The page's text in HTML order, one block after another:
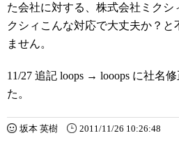
た会社に対する、株式会社ミクシ
クシィこんな対応で大丈夫か？
ません。
11/27 追記 loops → looops に社名
た。
坂本 英樹 2011/11/26 10:26:48